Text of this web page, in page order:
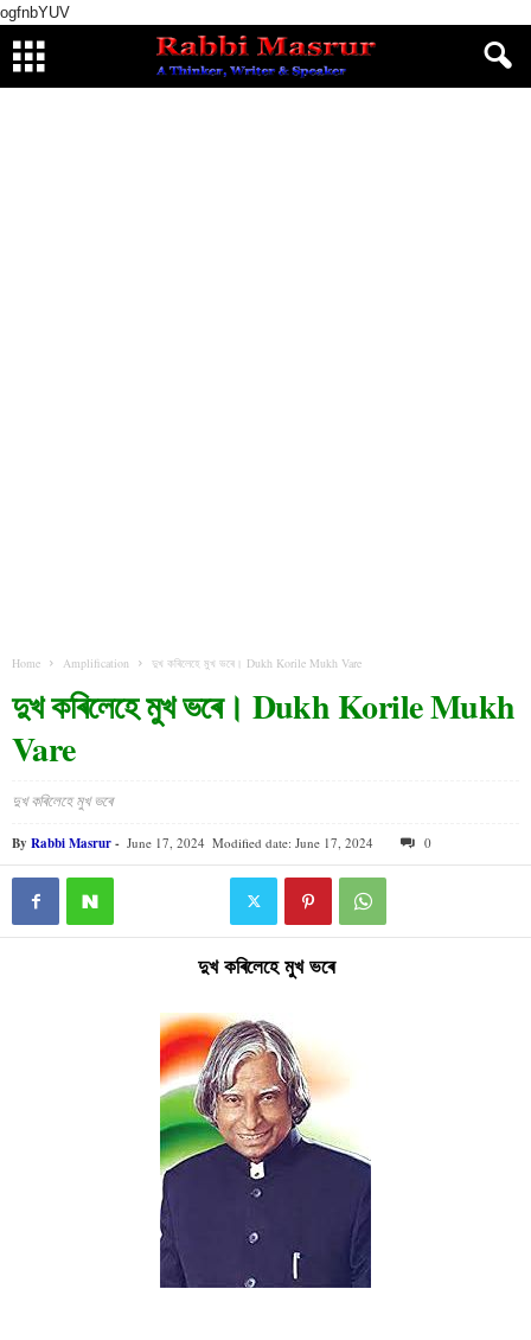
ogfnbYUV
Home Amplification দুখ কৰিলেহে মুখ ভৰে। Dukh Korile Mukh Vare
দুখ কৰিলেহে মুখ ভৰে। Dukh Korile Mukh
Vare
দুখ কৰিলেহে মুখ ভৰে
By Rabbi Masrur- June 17, 2024 Modified date: June 17, 2024 0
দুখ কৰিলেহে মুখ ভৰে